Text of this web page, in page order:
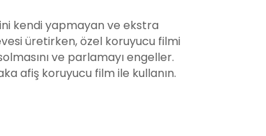
kendi yapmayan ve ekstra
üretirken, özel koruyucu filmi
ve parlamayı engeller.
afiş koruyucu film ile kullanın.